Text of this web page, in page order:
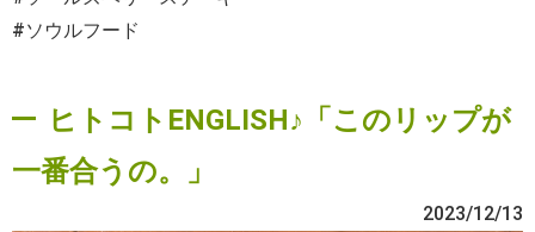
#ソウルフード
ヒトコトENGLISH♪「このリップが
一番合うの。」
2023/12/13